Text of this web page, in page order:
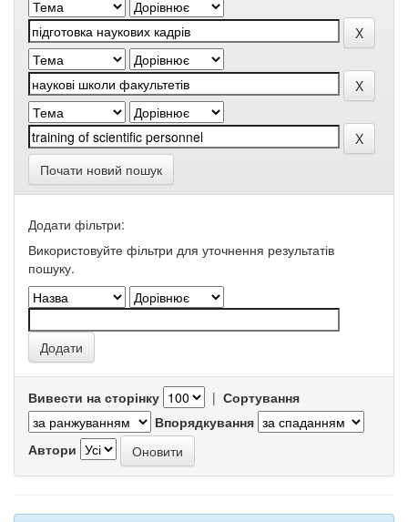
Почати новий пошук
Додати фільтри:
Використовуйте фільтри для уточнення результатів
пошуку.
Вивести на сторінку | Сортування
Впорядкування
Автори